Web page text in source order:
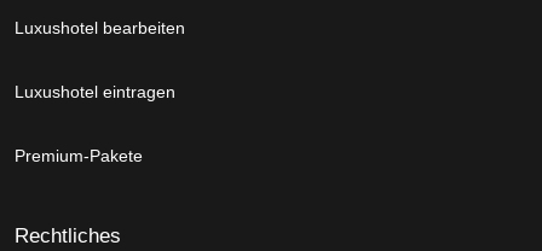
Luxushotel bearbeiten
Luxushotel eintragen
Premium-Pakete
Rechtliches